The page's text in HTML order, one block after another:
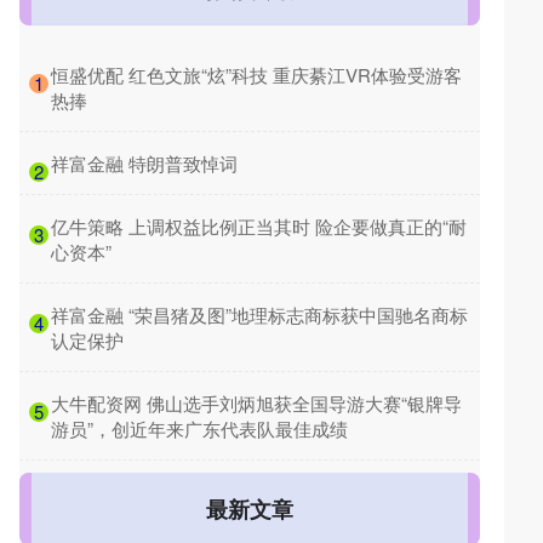
1 ​恒盛优配 红色文旅“炫”科技 重庆綦江VR体验受游客
热捧
2 ​祥富金融 特朗普致悼词
3 ​亿牛策略 上调权益比例正当其时 险企要做真正的“耐
心资本”
4 ​祥富金融 “荣昌猪及图”地理标志商标获中国驰名商标
认定保护
5 ​大牛配资网 佛山选手刘炳旭获全国导游大赛“银牌导
游员”，创近年来广东代表队最佳成绩
最新文章